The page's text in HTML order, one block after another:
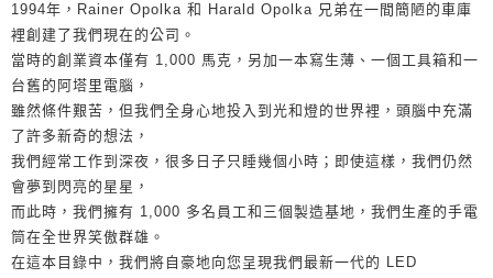
1994年，Rainer Opolka 和 Harald Opolka 兄弟在一間簡陋的車庫
裡創建了我們現在的公司。
當時的創業資本僅有 1,000 馬克，另加一本寫生薄、一個工具箱和一
台舊的阿塔里電腦，
雖然條件艱苦，但我們全身心地投入到光和燈的世界裡，頭腦中充滿
了許多新奇的想法，
我們經常工作到深夜，很多日子只睡幾個小時；即使這樣，我們仍然
會夢到閃亮的星星，
而此時，我們擁有 1,000 多名員工和三個製造基地，我們生產的手電
筒在全世界笑傲群雄。
在這本目錄中，我們將自豪地向您呈現我們最新一代的 LED